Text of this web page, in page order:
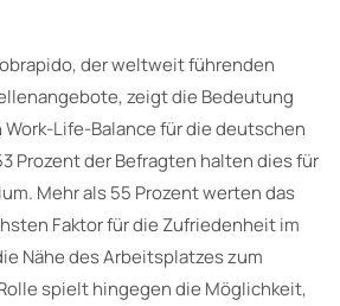
der weltweit führenden
zeigt die Bedeutung
Life-Balance für die deutschen
Prozent der Befragten halten dies für
Mehr als 55 Prozent werten das
Faktor für die Zufriedenheit im
Nähe des Arbeitsplatzes zum
spielt hingegen die Möglichkeit,